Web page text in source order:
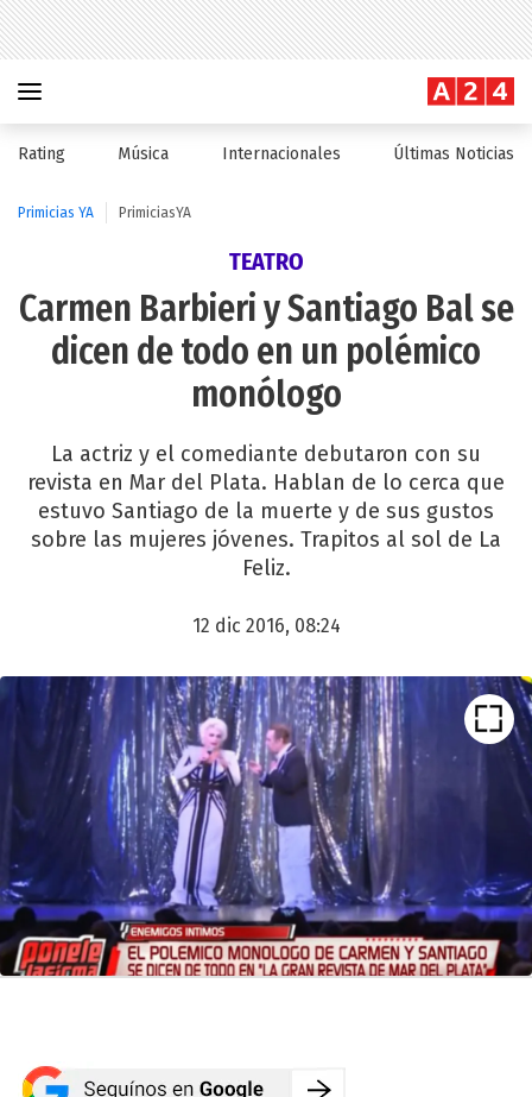
Rating Música Internacionales Últimas Noticias
Primicias YA PrimiciasYA
TEATRO
Carmen Barbieri y Santiago Bal se
dicen de todo en un polémico
monólogo
La actriz y el comediante debutaron con su
revista en Mar del Plata. Hablan de lo cerca que
estuvo Santiago de la muerte y de sus gustos
sobre las mujeres jóvenes. Trapitos al sol de La
Feliz.
12 dic 2016, 08:24